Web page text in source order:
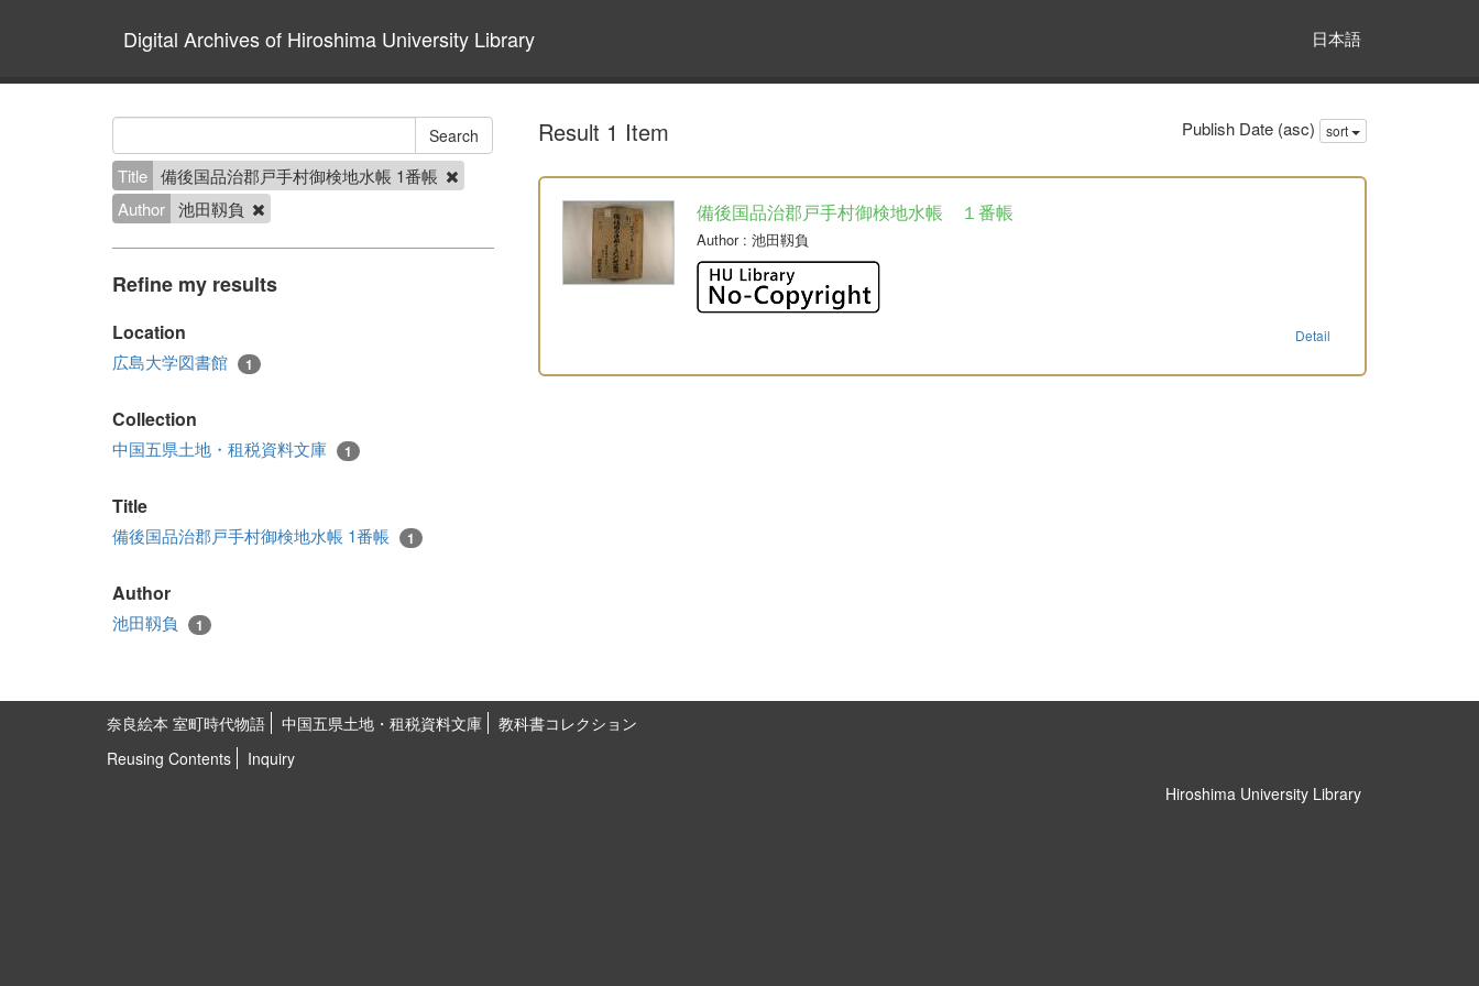
Digital Archives of Hiroshima University Library 日本語
Title 備後国品治郡戸手村御検地水帳 1番帳
Author 池田靱負
Refine my results
Location
広島大学図書館 1
Collection
中国五県土地・租税資料文庫 1
Title
備後国品治郡戸手村御検地水帳 1番帳 1
Author
池田靱負 1
Result 1 Item Publish Date (asc) sort
備後国品治郡戸手村御検地水帳 １番帳
Author: 池田靱負
Detail
奈良絵本 室町時代物語 中国五県土地・租税資料文庫
教科書コレクション
Reusing Contents
Inquiry
Hiroshima University Library